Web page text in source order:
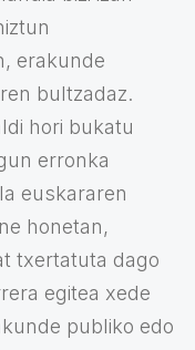
erakunde
bultzadaz.
hori bukatu
erronka
euskararen
honetan,
txertatuta dago
egitea xede
publiko edo